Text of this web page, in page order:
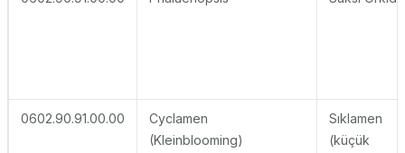
0602.90.91.00.00
Cyclamen
(Kleinblooming)
Sıklamen
(küçük